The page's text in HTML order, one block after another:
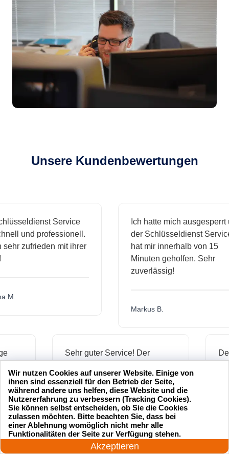
Unsere Kundenbewertungen
Service
und professionell.
zufrieden mit ihrer
Ich hatte mich ausgesperrt und
der Schlüsseldienst Service
hat mir innerhalb von 15
Minuten geholfen. Sehr
zuverlässig!
Markus B.
Sehr guter Service! Der
und hat mir schnell geholfen,
als ich meine Schlüssel
verloren hatte.
Jonas M.
24 Stunden am Tag
Akzeptieren
Wir nutzen Cookies auf unserer Website. Einige von
ihnen sind essenziell für den Betrieb der Seite,
während andere uns helfen, diese Website und die
Nutzererfahrung zu verbessern (Tracking Cookies).
Sie können selbst entscheiden, ob Sie die Cookies
zulassen möchten. Bitte beachten Sie, dass bei
einer Ablehnung womöglich nicht mehr alle
Funktionalitäten der Seite zur Verfügung stehen.